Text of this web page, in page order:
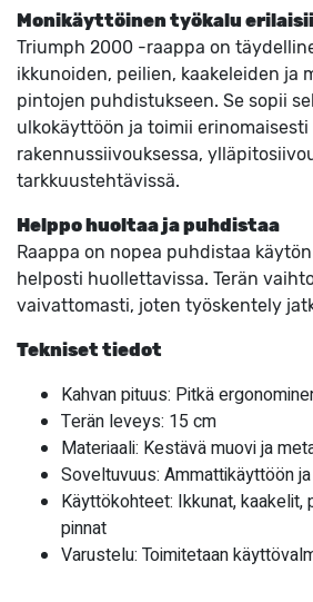
Monikäyttöinen työkalu
Triumph 2000 -raappa on
ikkunoiden, peilien, kaakeleiden ja
pintojen puhdistukseen. Se sopii
ulkokäyttöön ja toimii erinomaisesti
rakennussiivouksessa,
tarkkuustehtävissä.
Helppo huoltaa ja puhdistaa
Raappa on nopea puhdistaa
helposti huollettavissa. Terän
vaivattomasti, joten työskentely
Tekniset tiedot
Kahvan pituus: Pitkä
Terän leveys: 15 cm
Materiaali: Kestävä muovi ja
Soveltuvuus: Ammattikäyttöön
Käyttökohteet: Ikkunat, kaakelit,
pinnat
Varustelu: Toimitetaan